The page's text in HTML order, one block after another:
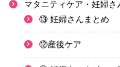
マタニティケア・妊婦さ
⑬ 妊婦さんまとめ
⑫産後ケア